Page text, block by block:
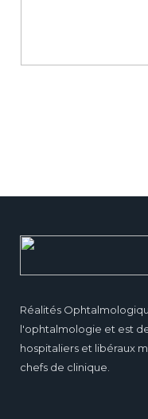
Réalités
l'ophtalmologie et est
hospitaliers et libéraux
chefs de clinique.